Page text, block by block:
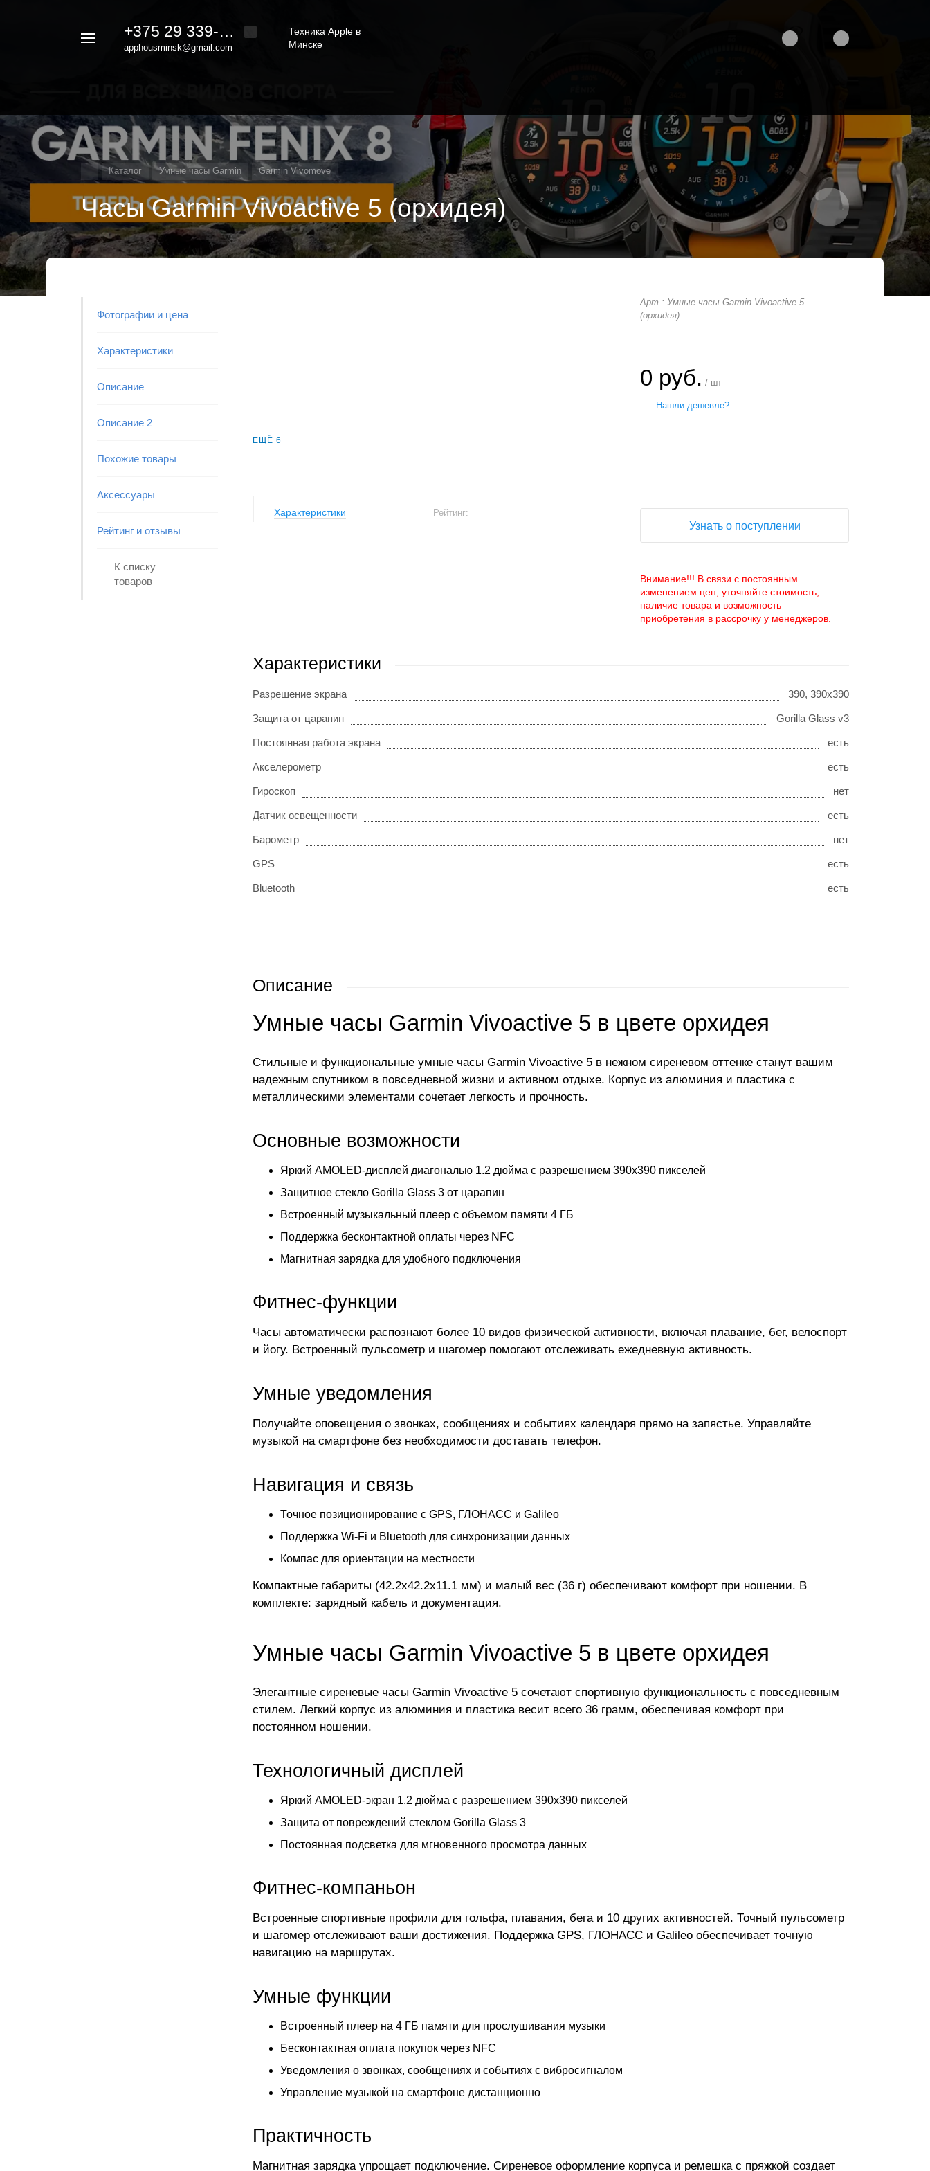
+375 29 339-20-30
apphousminsk@gmail.com
Техника Apple в
Минске
Каталог Умные часы Garmin Garmin Vivomove
Часы Garmin Vivoactive 5 (орхидея)
Фотографии и цена
Характеристики
Описание
Описание 2
Похожие товары
Аксессуары
Рейтинг и отзывы
К списку
товаров
ЕЩЁ 6
Характеристики Рейтинг:
Арт.: Умные часы Garmin Vivoactive 5
(орхидея)
0 руб. / шт
Нашли дешевле?
Узнать о поступлении
Внимание!!! В связи с постоянным
изменением цен, уточняйте стоимость,
наличие товара и возможность
приобретения в рассрочку у менеджеров.
Характеристики
Разрешение экрана 390, 390x390
Защита от царапин Gorilla Glass v3
Постоянная работа экрана есть
Акселерометр есть
Гироскоп нет
Датчик освещенности есть
Барометр нет
GPS есть
Bluetooth есть
Описание
Умные часы Garmin Vivoactive 5 в цвете орхидея
Стильные и функциональные умные часы Garmin Vivoactive 5 в нежном сиреневом оттенке станут вашим
надежным спутником в повседневной жизни и активном отдыхе. Корпус из алюминия и пластика с
металлическими элементами сочетает легкость и прочность.
Основные возможности
Яркий AMOLED-дисплей диагональю 1.2 дюйма с разрешением 390x390 пикселей
Защитное стекло Gorilla Glass 3 от царапин
Встроенный музыкальный плеер с объемом памяти 4 ГБ
Поддержка бесконтактной оплаты через NFC
Магнитная зарядка для удобного подключения
Фитнес-функции
Часы автоматически распознают более 10 видов физической активности, включая плавание, бег, велоспорт
и йогу. Встроенный пульсометр и шагомер помогают отслеживать ежедневную активность.
Умные уведомления
Получайте оповещения о звонках, сообщениях и событиях календаря прямо на запястье. Управляйте
музыкой на смартфоне без необходимости доставать телефон.
Навигация и связь
Точное позиционирование с GPS, ГЛОНАСС и Galileo
Поддержка Wi-Fi и Bluetooth для синхронизации данных
Компас для ориентации на местности
Компактные габариты (42.2x42.2x11.1 мм) и малый вес (36 г) обеспечивают комфорт при ношении. В
комплекте: зарядный кабель и документация.
Умные часы Garmin Vivoactive 5 в цвете орхидея
Элегантные сиреневые часы Garmin Vivoactive 5 сочетают спортивную функциональность с повседневным
стилем. Легкий корпус из алюминия и пластика весит всего 36 грамм, обеспечивая комфорт при
постоянном ношении.
Технологичный дисплей
Яркий AMOLED-экран 1.2 дюйма с разрешением 390x390 пикселей
Защита от повреждений стеклом Gorilla Glass 3
Постоянная подсветка для мгновенного просмотра данных
Фитнес-компаньон
Встроенные спортивные профили для гольфа, плавания, бега и 10 других активностей. Точный пульсометр
и шагомер отслеживают ваши достижения. Поддержка GPS, ГЛОНАСС и Galileo обеспечивает точную
навигацию на маршрутах.
Умные функции
Встроенный плеер на 4 ГБ памяти для прослушивания музыки
Бесконтактная оплата покупок через NFC
Уведомления о звонках, сообщениях и событиях с вибросигналом
Управление музыкой на смартфоне дистанционно
Практичность
Магнитная зарядка упрощает подключение. Сиреневое оформление корпуса и ремешка с пряжкой создает